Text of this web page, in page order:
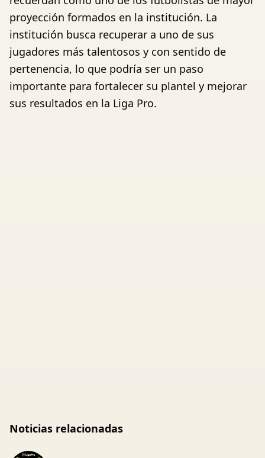
proyección formados en la institución. La
institución busca recuperar a uno de sus
jugadores más talentosos y con sentido de
pertenencia, lo que podría ser un paso
importante para fortalecer su plantel y mejorar
sus resultados en la Liga Pro.
Noticias relacionadas